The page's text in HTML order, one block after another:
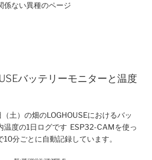
係ない異種のページ
バッテリーモニターと温度
土）の畑のLOGHOUSEにおけるバッ
温度の1日ログです ESP32-CAMを使っ
10分ごとに自動記録しています。